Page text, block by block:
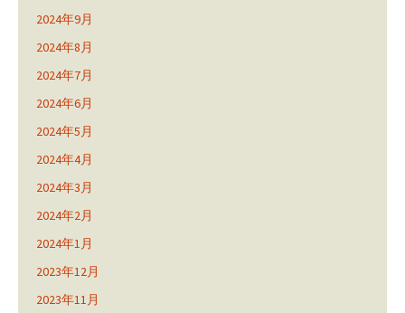
2024年9月
2024年8月
2024年7月
2024年6月
2024年5月
2024年4月
2024年3月
2024年2月
2024年1月
2023年12月
2023年11月